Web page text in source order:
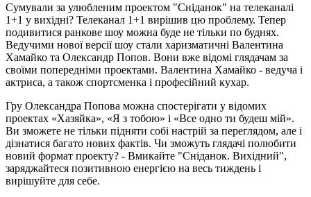
Сумували за улюбленим проектом "Сніданок" на телеканалі
1+1 у вихідні? Телеканал 1+1 вирішив цю проблему. Тепер
подивитися ранкове шоу можна буде не тільки по буднях.
Ведучими нової версії шоу стали харизматичні Валентина
Хамайко та Олександр Попов. Вони вже відомі глядачам за
своїми попередніми проектами. Валентина Хамайко - ведуча і
актриса, а також спортсменка і професійний кухар.
Гру Олександра Попова можна спостерігати у відомих
проектах «Хазяйка», «Я з тобою» і «Все одно ти будеш мій».
Ви зможете не тільки підняти собі настрій за переглядом, але і
дізнатися багато нових фактів. Чи зможуть глядачі полюбити
новий формат проекту? - Вмикайте "Сніданок. Вихідний",
заряджайтеся позитивною енергією на весь тиждень і
вирішуйте для себе.